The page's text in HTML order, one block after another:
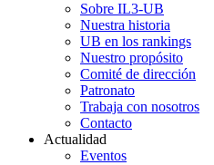
Sobre IL3-UB
Nuestra historia
UB en los rankings
Nuestro propósito
Comité de dirección
Patronato
Trabaja con nosotros
Contacto
Actualidad
Eventos